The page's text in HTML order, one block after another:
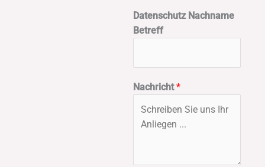
Datenschutz Nachname
Betreff
Nachricht*